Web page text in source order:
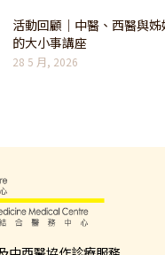
活動回顧｜中醫、西醫與
的大小事講座
28 5 月, 2026